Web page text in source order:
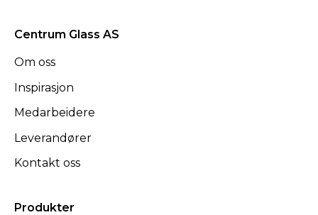
Centrum Glass AS
Om oss
Inspirasjon
Medarbeidere
Leverandører
Kontakt oss
Produkter